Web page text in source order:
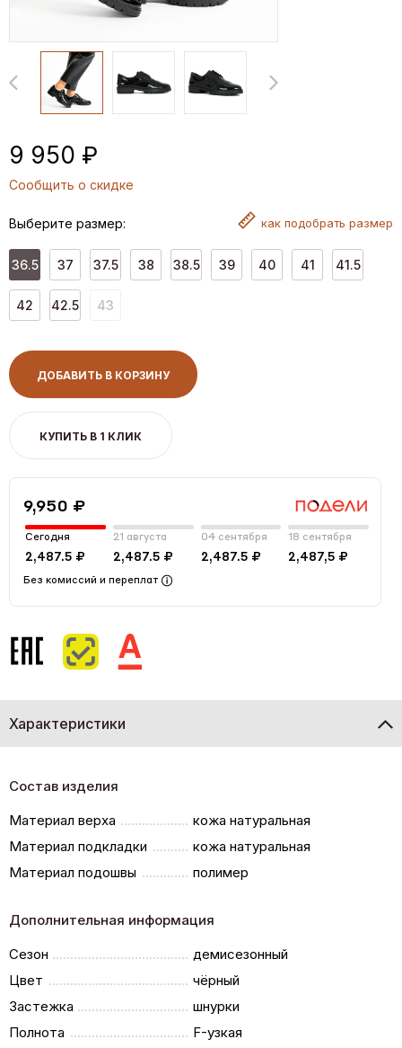
9 950 ₽
Сообщить о скидке
Выберите размер: как подобрать размер
36.5 37 37.5 38 38.5 39 40 41 41.5
42 42.5 43
ДОБАВИТЬ В КОРЗИНУ
КУПИТЬ В 1 КЛИК
9,950 ₽
Сегодня
2,487.5 ₽
21 августа
2,487.5 ₽
04 сентября
2,487.5 ₽
18 сентября
2,487,5 ₽
Без комиссий и переплат
Характеристики
Состав изделия
Материал верха
кожа натуральная
Материал подкладки
кожа натуральная
Материал подошвы
полимер
Дополнительная информация
Сезон
демисезонный
Цвет
чёрный
Застежка
шнурки
Полнота
F-узкая